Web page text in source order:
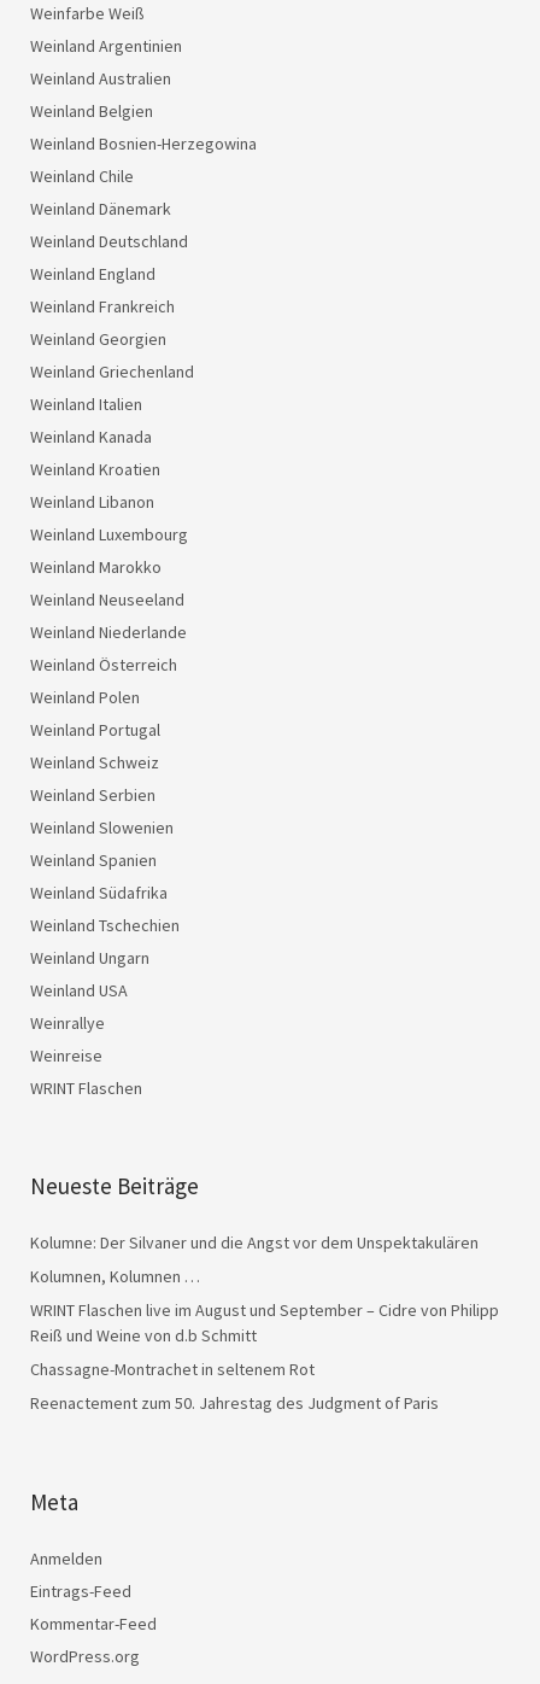
Weinfarbe Weiß
Weinland Argentinien
Weinland Australien
Weinland Belgien
Weinland Bosnien-Herzegowina
Weinland Chile
Weinland Dänemark
Weinland Deutschland
Weinland England
Weinland Frankreich
Weinland Georgien
Weinland Griechenland
Weinland Italien
Weinland Kanada
Weinland Kroatien
Weinland Libanon
Weinland Luxembourg
Weinland Marokko
Weinland Neuseeland
Weinland Niederlande
Weinland Österreich
Weinland Polen
Weinland Portugal
Weinland Schweiz
Weinland Serbien
Weinland Slowenien
Weinland Spanien
Weinland Südafrika
Weinland Tschechien
Weinland Ungarn
Weinland USA
Weinrallye
Weinreise
WRINT Flaschen
Neueste Beiträge
Kolumne: Der Silvaner und die Angst vor dem Unspektakulären
Kolumnen, Kolumnen …
WRINT Flaschen live im August und September – Cidre von Philipp
Reiß und Weine von d.b Schmitt
Chassagne-Montrachet in seltenem Rot
Reenactement zum 50. Jahrestag des Judgment of Paris
Meta
Anmelden
Eintrags-Feed
Kommentar-Feed
WordPress.org